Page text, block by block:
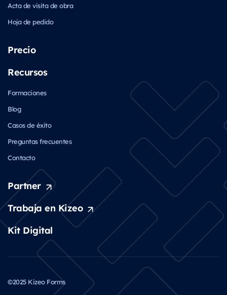
Acta de visita de obra
Hoja de pedido
Precio
Recursos
Formaciones
Blog
Casos de éxito
Preguntas frecuentes
Contacto
Partner
Trabaja en Kizeo
Kit Digital
©2025 Kizeo Forms